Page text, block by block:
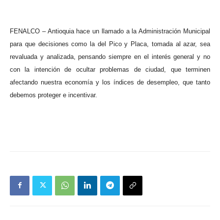
FENALCO – Antioquia hace un llamado a la Administración Municipal
para que decisiones como la del Pico y Placa, tomada al azar, sea
revaluada y analizada, pensando siempre en el interés general y no
con la intención de ocultar problemas de ciudad, que terminen
afectando nuestra economía y los índices de desempleo, que tanto
debemos proteger e incentivar.